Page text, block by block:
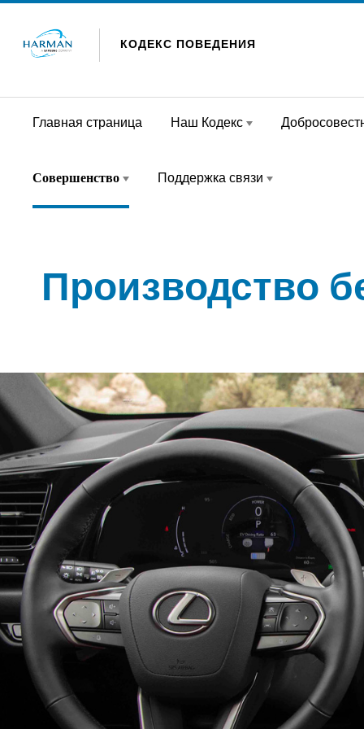
КОДЕКС ПОВЕДЕНИЯ
Главная страница Наш Кодекс
Совершенство Поддержка связи
Производство